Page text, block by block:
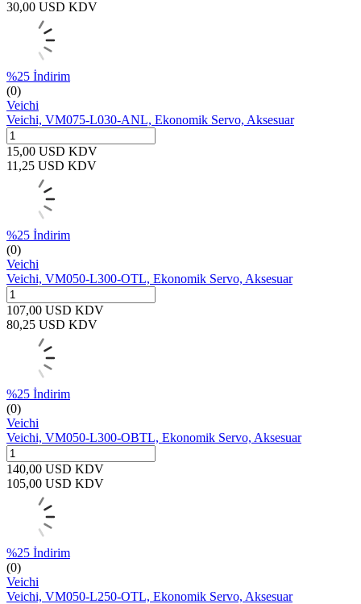
30,00 USD KDV
%25 İndirim
(0)
Veichi
Veichi, VM075-L030-ANL, Ekonomik Servo, Aksesuar
15,00 USD KDV
11,25 USD KDV
%25 İndirim
(0)
Veichi
Veichi, VM050-L300-OTL, Ekonomik Servo, Aksesuar
107,00 USD KDV
80,25 USD KDV
%25 İndirim
(0)
Veichi
Veichi, VM050-L300-OBTL, Ekonomik Servo, Aksesuar
140,00 USD KDV
105,00 USD KDV
%25 İndirim
(0)
Veichi
Veichi, VM050-L250-OTL, Ekonomik Servo, Aksesuar